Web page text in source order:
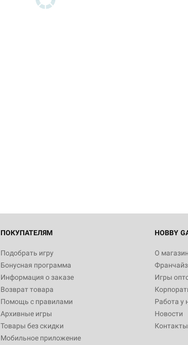
ПОКУПАТЕЛЯМ
Подобрать игру
Бонусная программа
Информация о заказе
Возврат товара
Помощь с правилами
Архивные игры
Товары без скидки
Мобильное приложение
HOBBY
О
Игры
Работа у
Новости
Контакты
Белая
12 990
3 490